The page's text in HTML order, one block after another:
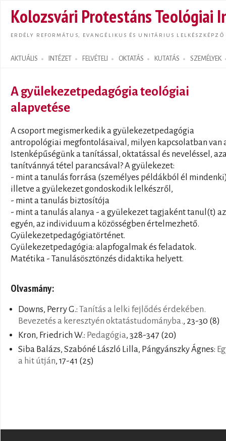
Kolozsvári Protestáns Teológiai
ERDÉLY REFORMÁTUS, EVANGÉLIKUS ÉS UNITÁRIUS LELKÉSZKÉPZŐ
AKTUÁLIS INTÉZET FELVÉTELI OKTATÁS KUTATÁS SZEMÉLYEK
Search form
A gyülekezetpedagógia teológiai
alapvetése
A csoport megismerkedik a gyülekezetpedagógia
antropológiai megfontolásaival, milyen kapcsolatban van
Istenképűségünk a tanítással, oktatással és neveléssel,
tanítvánnyá tétel parancsával? A gyülekezet:
- mint a tanulás forrása (személyes példákból él
illetve a gyülekezet gondoskodik lelkészről,
- mint a tanulás biztosítója
- mint a tanulás alanya - a gyülekezet tagjaként tanul(t) az
egyén, az individuum a közösségben értelmezhető.
Gyülekezetpedagógiatörténet.
Gyülekezetpedagógia: alapfogalmak és feladatok.
Matétika - Tanulásösztönzés didaktika helyett.
Olvasmány:
Downs, Perry G.: Tanítás a lelki fejlődés érdekében.
Bevezetés a keresztyén oktatástudományba., 23-30 (8)
Kron, Friedrich W.: Pedagógia, 328-347 (20)
Siba Balázs, Szabóné László Lilla, Pángyánszky Ágnes:
a hit útján, 17-41 (25)